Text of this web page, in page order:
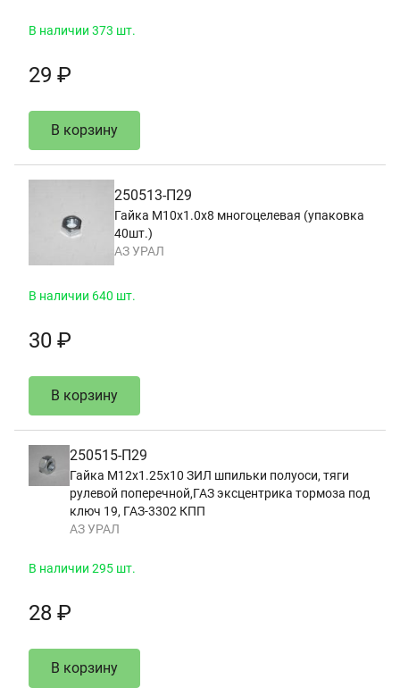
В наличии 373 шт.
29 ₽
В корзину
250513-П29
Гайка М10х1.0х8 многоцелевая (упаковка
40шт.)
АЗ УРАЛ
В наличии 640 шт.
30 ₽
В корзину
250515-П29
Гайка М12х1.25х10 ЗИЛ шпильки полуоси, тяги
рулевой поперечной,ГАЗ эксцентрика тормоза под
ключ 19, ГАЗ-3302 КПП
АЗ УРАЛ
В наличии 295 шт.
28 ₽
В корзину